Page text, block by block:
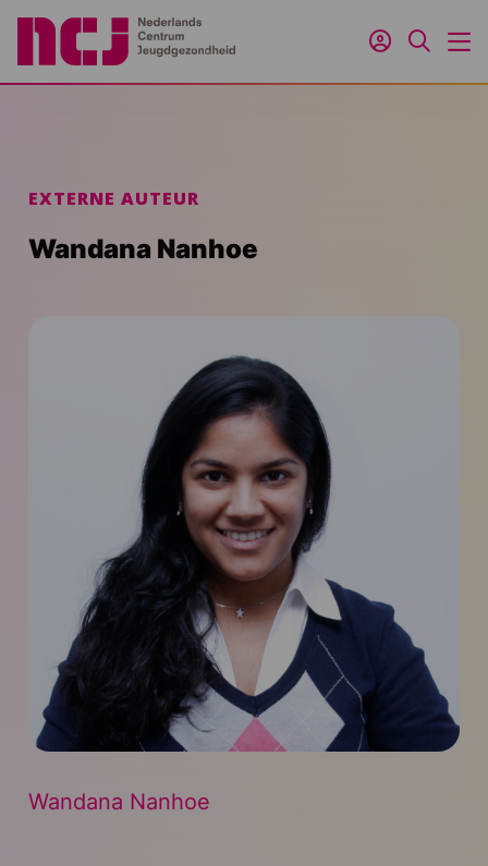
Inloggen
Zoeken
EXTERNE AUTEUR
Wandana Nanhoe
Wandana Nanhoe